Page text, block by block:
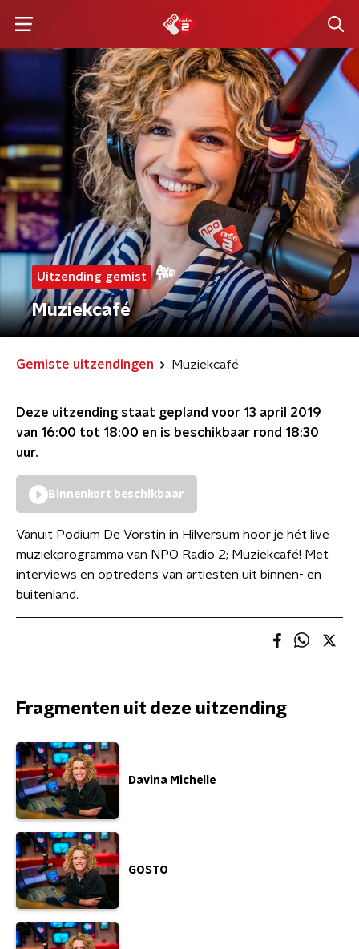
Uitzending gemist
Muziekcafé
Gemiste uitzendingen Muziekcafé
Deze uitzending staat gepland voor 13 april 2019
van 16:00 tot 18:00 en is beschikbaar rond 18:30
uur.
Binnenkort beschikbaar
Vanuit Podium De Vorstin in Hilversum hoor je hét live
muziekprogramma van NPO Radio 2; Muziekcafé! Met
interviews en optredens van artiesten uit binnen- en
buitenland.
Fragmenten uit deze uitzending
Davina Michelle
GOSTO